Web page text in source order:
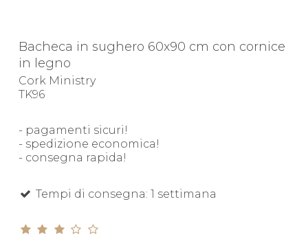
Bacheca in sughero 60x90 cm con cornice
in legno
Cork Ministry
TK96
- pagamenti sicuri!
- spedizione economica!
- consegna rapida!
Tempi di consegna: 1 settimana